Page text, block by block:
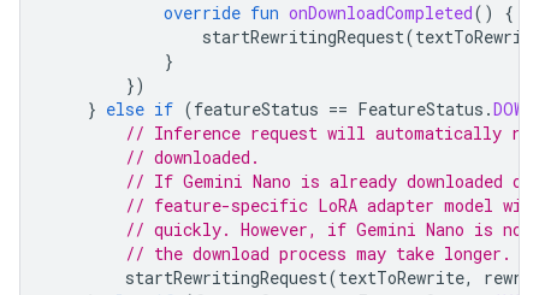
override fun onDownloadCompleted()
{
startRewritingRequest(
}
})
} else if (featureStatus == FeatureStatus .
// Inference request will automatically
// downloaded.
// If Gemini Nano is already downloaded
// feature-specific LoRA adapter model will
// quickly. However, if Gemini Nano is not
// the download process may take longer.
startRewritingRequest(textToRewrite,